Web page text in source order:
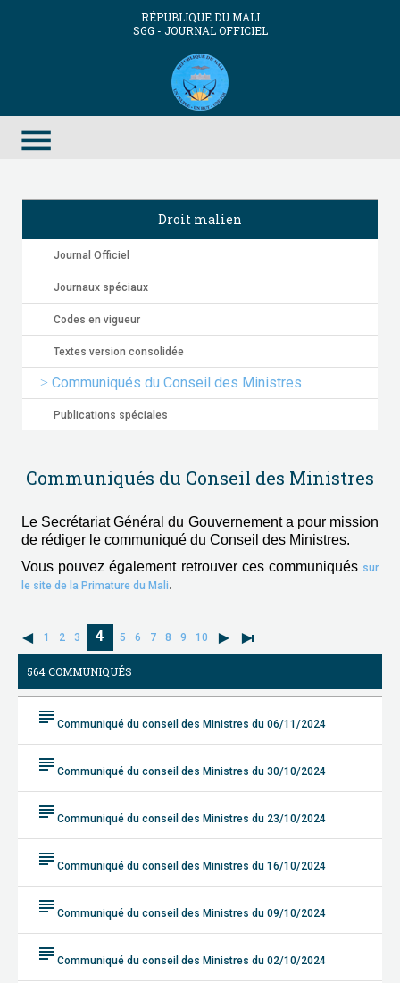
RÉPUBLIQUE DU MALI
SGG - JOURNAL OFFICIEL
menu
Droit malien
Journal Officiel
Journaux spéciaux
Codes en vigueur
Textes version consolidée
Communiqués du Conseil des Ministres
Publications spéciales
Communiqués du Conseil des Ministres
Le Secrétariat Général du Gouvernement a pour mission
de rédiger le communiqué du Conseil des Ministres.
Vous pouvez également retrouver ces communiqués sur
le site de la Primature du Mali.
1 2 3 4 5 6 7 8 9 10
564 COMMUNIQUÉS
subject Communiqué du conseil des Ministres du 06/11/2024
subject Communiqué du conseil des Ministres du 30/10/2024
subject Communiqué du conseil des Ministres du 23/10/2024
subject Communiqué du conseil des Ministres du 16/10/2024
subject Communiqué du conseil des Ministres du 09/10/2024
subject Communiqué du conseil des Ministres du 02/10/2024